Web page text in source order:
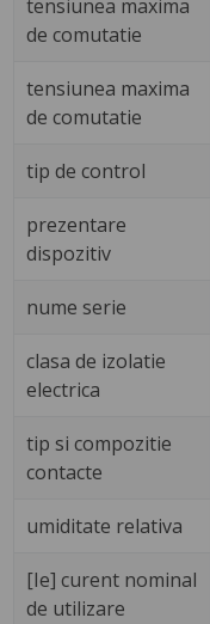
tensiunea maxima
de comutatie
tensiunea maxima
de comutatie
tip de control
prezentare
dispozitiv
nume serie
clasa de izolatie
electrica
tip si compozitie
contacte
umiditate relativa
[Ie] curent nominal
de utilizare